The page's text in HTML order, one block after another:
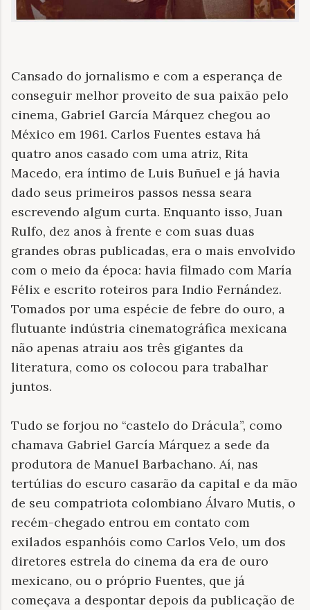
Cansado do jornalismo e com a esperança de
conseguir melhor proveito de sua paixão pelo
cinema, Gabriel García Márquez chegou ao
México em 1961. Carlos Fuentes estava há
quatro anos casado com uma atriz, Rita
Macedo, era íntimo de Luis Buñuel e já havia
dado seus primeiros passos nessa seara
escrevendo algum curta. Enquanto isso, Juan
Rulfo, dez anos à frente e com suas duas
grandes obras publicadas, era o mais envolvido
com o meio da época: havia filmado com María
Félix e escrito roteiros para Indio Fernández.
Tomados por uma espécie de febre do ouro, a
flutuante indústria cinematográfica mexicana
não apenas atraiu aos três gigantes da
literatura, como os colocou para trabalhar
juntos.
Tudo se forjou no “castelo do Drácula”, como
chamava Gabriel García Márquez a sede da
produtora de Manuel Barbachano. Aí, nas
tertúlias do escuro casarão da capital e da mão
de seu compatriota colombiano Álvaro Mutis, o
recém-chegado entrou em contato com
exilados espanhóis como Carlos Velo, um dos
diretores estrela do cinema da era de ouro
mexicano, ou o próprio Fuentes, que já
começava a despontar depois da publicação de